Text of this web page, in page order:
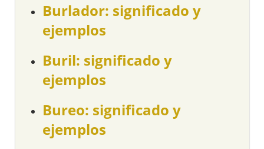
Burlador: significado y
ejemplos
Buril: significado y
ejemplos
Bureo: significado y
ejemplos